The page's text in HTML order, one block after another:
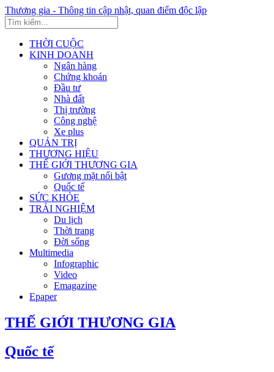
Thương gia - Thông tin cập nhật, quan điểm độc lập
THỜI CUỘC
KINH DOANH
Ngân hàng
Chứng khoán
Đầu tư
Nhà đất
Thị trường
Công nghệ
Xe plus
QUẢN TRỊ
THƯƠNG HIỆU
THẾ GIỚI THƯƠNG GIA
Gương mặt nổi bật
Quốc tế
SỨC KHỎE
TRẢI NGHIỆM
Du lịch
Thời trang
Đời sống
Multimedia
Infographic
Video
Emagazine
Epaper
THẾ GIỚI THƯƠNG GIA
Quốc tế